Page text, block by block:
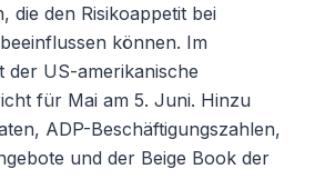
die den Risikoappetit bei
können. Im
der US-amerikanische
für Mai am 5. Juni. Hinzu
ADP-Beschäftigungszahlen,
und der Beige Book der